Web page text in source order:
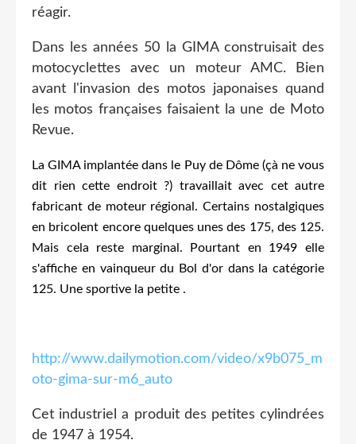
réagir.
Dans les années 50 la GIMA construisait des
motocyclettes avec un moteur AMC. Bien
avant l'invasion des motos japonaises quand
les motos françaises faisaient la une de Moto
Revue.
La GIMA implantée dans le Puy de Dôme (çà ne vous
dit rien cette endroit ?) travaillait avec cet autre
fabricant de moteur régional. Certains nostalgiques
en bricolent encore quelques unes des 175, des 125.
Mais cela reste marginal. Pourtant en 1949 elle
s'affiche en vainqueur du Bol d'or dans la catégorie
125. Une sportive la petite .
http://www.dailymotion.com/video/x9b075_m
oto-gima-sur-m6_auto
Cet industriel a produit des petites cylindrées
de 1947 à 1954.